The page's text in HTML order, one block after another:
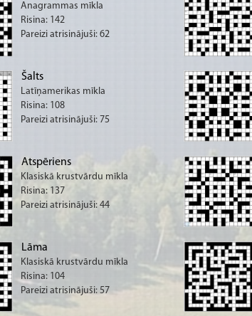
Anagrammas mīkla
Risina: 142
Pareizi atrisinājuši: 62
Šalts
Latīņamerikas mīkla
Risina: 108
Pareizi atrisinājuši: 75
Atspēriens
Klasiskā krustvārdu mīkla
Risina: 137
Pareizi atrisinājuši: 44
Lāma
Klasiskā krustvārdu mīkla
Risina: 104
Pareizi atrisinājuši: 57